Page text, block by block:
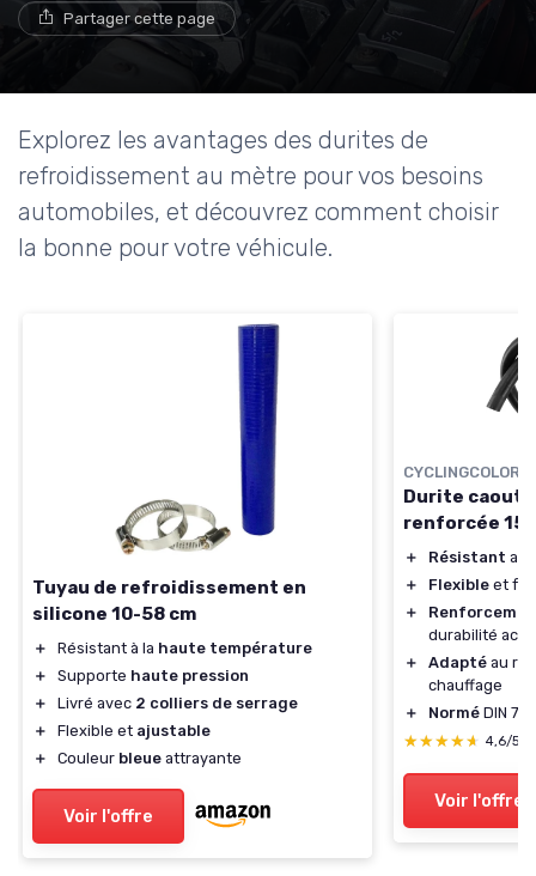
Partager cette page
Explorez les avantages des durites de
refroidissement au mètre pour vos besoins
automobiles, et découvrez comment choisir
la bonne pour votre véhicule.
Tuyau de refroidissement en
silicone 10-58 cm
＋ Résistant à la haute température
＋
Supporte haute pression
＋
Livré avec 2 colliers de serrage
＋
Flexible et ajustable
＋
Couleur bleue attrayante
Voir l'offre
CYCLINGCOLORS
Durite
renforcée
＋ Résistant
＋
Flexible et
＋
durabilité
＋
Adapté au
chauffage
＋
Normé DIN
★★★★★
★★★★★ 4,6/5
Voir l'offre